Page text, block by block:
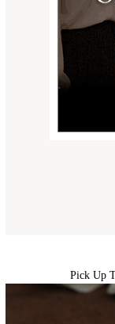
Pick Up